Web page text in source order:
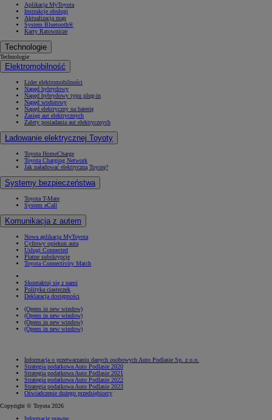
Aplikacja MyToyota
Instrukcje obsługi
Aktualizacja map
System Bluetooth®
Karty Ratownicze
Technologie
Technologie
Elektromobilność
Lider elektromobilności
Napęd hybrydowy
Napęd hybrydowy typu plug-in
Napęd wodorowy
Napęd elektryczny na baterię
Zasięg aut elektrycznych
Zalety posiadania aut elektrycznych
Ładowanie elektrycznej Toyoty
Toyota HomeCharge
Toyota Charging Network
Jak naładować elektryczną Toyotę?
Systemy bezpieczeństwa
Toyota T-Mate
System eCall
Komunikacja z autem
Nowa aplikacja MyToyota
Cyfrowy opiekun auta
Usługi Connected
Płatne subskrypcje
Toyota Connectivity Match
Skontaktuj się z nami
Polityka ciasteczek
Deklaracja dostępności
(Opens in new window)
(Opens in new window)
(Opens in new window)
(Opens in new window)
Informacja o przetwarzaniu danych osobowych Auto Podlasie Sp. z o.o.
Strategia podatkowa Auto Podlasie 2020
Strategia podatkowa Auto Podlasie 2021
Strategia podatkowa Auto Podlasie 2022
Strategia podatkowa Auto Podlasie 2023
Oświadczenie dużego przedsiębiorcy
Copyright © Toyota 2026
Informacje prawne